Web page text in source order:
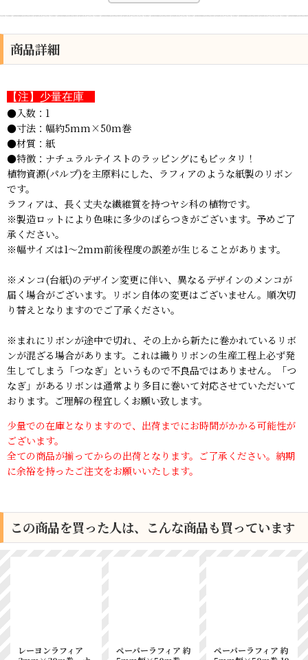
商品詳細
【注】少量在庫
●入数：1
●寸法：幅約5mm×50m巻
●材質：紙
●特徴：ナチュラルテイストのラッピングにもピッタリ！
植物資源(パルプ)を主原料にした、ラフィアのような紙製のリボン
です。
ラフィアは、長く丈夫な繊維質を持つヤシ科の植物です。
※製造ロットにより色味に多少のばらつきがございます。予めご了
承ください。
※幅サイズは1〜2mm前後程度の誤差が生じることがあります。
※メンコ(台紙)のデザイン変更に伴い、異なるデザインのメンコが
届く場合がございます。リボン自体の変更はございません。順次切
り替えとなりますのでご了承ください。
※まれにリボンが途中で切れ、その上から新たに巻かれているリボ
ンが混ざる場合があります。これは織りリボンの生産工程上必ず発
生してしまう「つなぎ」というもので不良品ではありません。「つ
なぎ」があるリボンは通常より多目に巻いて対応させていただいて
おります。ご理解の程宜しくお願い致します。
少量での在庫となりますので、出荷までにお時間がかかる可能性が
ございます。
全ての商品が揃ってからの出荷となります。ご了承ください。納期
に余裕を持ったご注文をお願いいたします。
この商品を買った人は、こんな商品も買っています
レーヨンラフィア
ペーパーラフィア 約
ペーパーラフィア 約